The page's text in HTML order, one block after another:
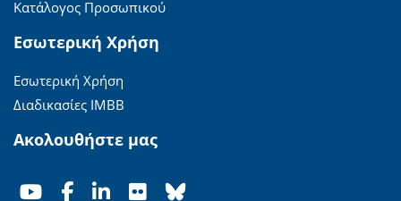
Κατάλογος Προσωπικού
Εσωτερική Χρήση
Εσωτερική Χρήση
Διαδικασίες ΙΜΒΒ
Ακολουθήστε μας